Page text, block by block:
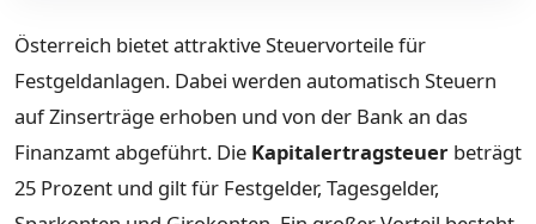
Österreich bietet attraktive Steuervorteile für
Festgeldanlagen. Dabei werden automatisch Steuern
auf Zinserträge erhoben und von der Bank an das
Finanzamt abgeführt. Die Kapitalertragsteuer beträgt
25 Prozent und gilt für Festgelder, Tagesgelder,